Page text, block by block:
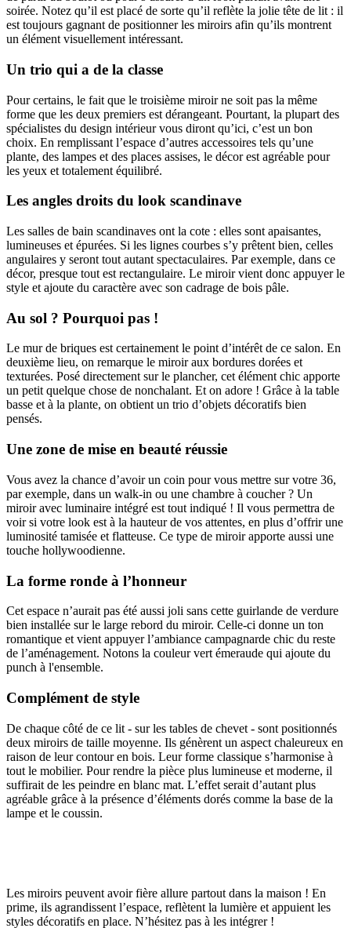
soirée. Notez qu’il est placé de sorte qu’il reflète la jolie tête de lit : il
est toujours gagnant de positionner les miroirs afin qu’ils montrent
un élément visuellement intéressant.
Un trio qui a de la classe
Pour certains, le fait que le troisième miroir ne soit pas la même
forme que les deux premiers est dérangeant. Pourtant, la plupart des
spécialistes du design intérieur vous diront qu’ici, c’est un bon
choix. En remplissant l’espace d’autres accessoires tels qu’une
plante, des lampes et des places assises, le décor est agréable pour
les yeux et totalement équilibré.
Les angles droits du look scandinave
Les salles de bain scandinaves ont la cote : elles sont apaisantes,
lumineuses et épurées. Si les lignes courbes s’y prêtent bien, celles
angulaires y seront tout autant spectaculaires. Par exemple, dans ce
décor, presque tout est rectangulaire. Le miroir vient donc appuyer le
style et ajoute du caractère avec son cadrage de bois pâle.
Au sol ? Pourquoi pas !
Le mur de briques est certainement le point d’intérêt de ce salon. En
deuxième lieu, on remarque le miroir aux bordures dorées et
texturées. Posé directement sur le plancher, cet élément chic apporte
un petit quelque chose de nonchalant. Et on adore ! Grâce à la table
basse et à la plante, on obtient un trio d’objets décoratifs bien
pensés.
Une zone de mise en beauté réussie
Vous avez la chance d’avoir un coin pour vous mettre sur votre 36,
par exemple, dans un walk-in ou une chambre à coucher ? Un
miroir avec luminaire intégré est tout indiqué ! Il vous permettra de
voir si votre look est à la hauteur de vos attentes, en plus d’offrir une
luminosité tamisée et flatteuse. Ce type de miroir apporte aussi une
touche hollywoodienne.
La forme ronde à l’honneur
Cet espace n’aurait pas été aussi joli sans cette guirlande de verdure
bien installée sur le large rebord du miroir. Celle-ci donne un ton
romantique et vient appuyer l’ambiance campagnarde chic du reste
de l’aménagement. Notons la couleur vert émeraude qui ajoute du
punch à l'ensemble.
Complément de style
De chaque côté de ce lit - sur les tables de chevet - sont positionnés
deux miroirs de taille moyenne. Ils génèrent un aspect chaleureux en
raison de leur contour en bois. Leur forme classique s’harmonise à
tout le mobilier. Pour rendre la pièce plus lumineuse et moderne, il
suffirait de les peindre en blanc mat. L’effet serait d’autant plus
agréable grâce à la présence d’éléments dorés comme la base de la
lampe et le coussin.
Les miroirs peuvent avoir fière allure partout dans la maison ! En
prime, ils agrandissent l’espace, reflètent la lumière et appuient les
styles décoratifs en place. N’hésitez pas à les intégrer !